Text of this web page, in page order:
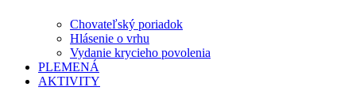
Chovateľský poriadok
Hlásenie o vrhu
Vydanie krycieho povolenia
PLEMENÁ
AKTIVITY